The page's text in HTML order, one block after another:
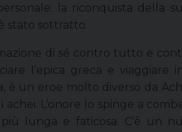
la riconquista della
stato sottratto.
di sé contro tutto e
l’epica greca e
è un eroe molto diverso da
L’onore lo spinge a
lunga e faticosa. C’è un